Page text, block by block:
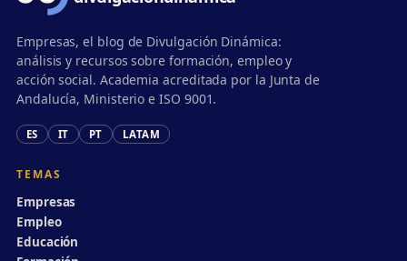
Empresas, el blog de Divulgación Dinámica:
análisis y recursos sobre formación, empleo y
acción social. Academia acreditada por la Junta de
Andalucía, Ministerio e ISO 9001.
ES IT PT LATAM
TEMAS
Empresas
Empleo
Educación